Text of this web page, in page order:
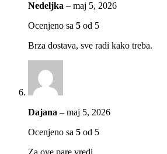
Nedeljka – maj 5, 2026
Ocenjeno sa 5 od 5
Brza dostava, sve radi kako treba.
Dajana – maj 5, 2026
Ocenjeno sa 5 od 5